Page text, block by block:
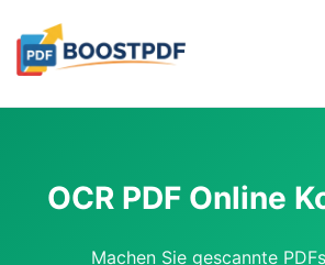
OCR PDF Online
Machen Sie gescannte